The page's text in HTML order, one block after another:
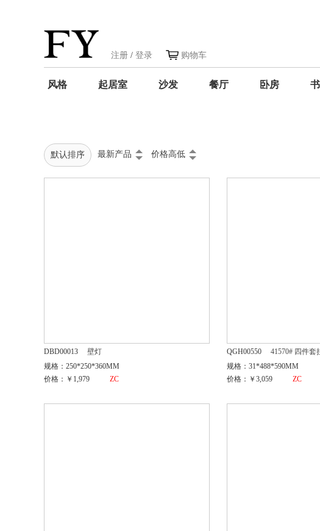
注册 / 登录 购物车
风格 起居室 沙发 餐厅 卧房
默认排序 最新产品 价格高低
DBD00013
壁灯
规格：250*250*360MM
价格：￥1,979
ZC
QGH00550
41570# 四件套
规格：31*488*590MM
价格：￥3,059
ZC